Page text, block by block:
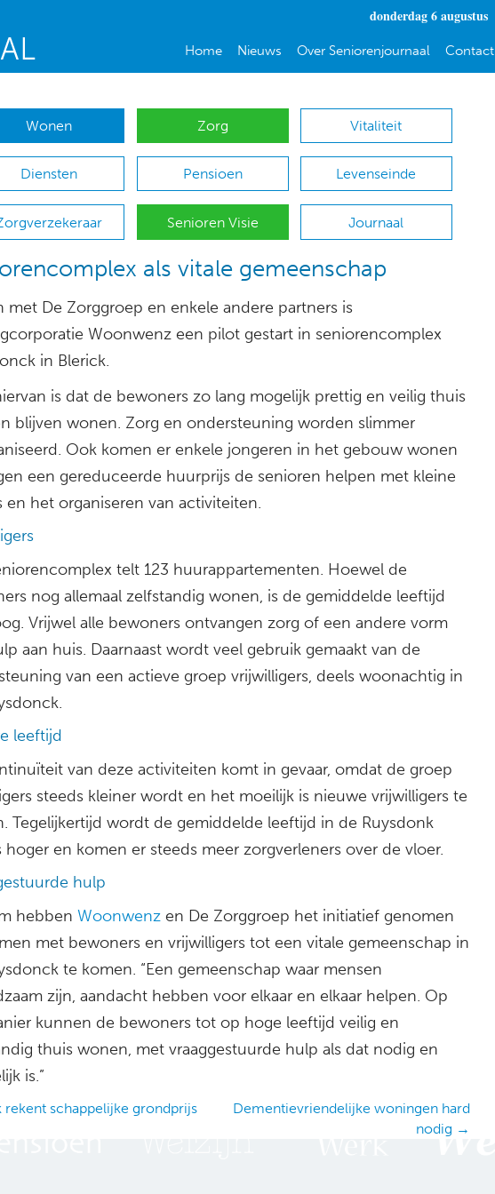
donderdag 6 augustus
Home Nieuws Over Seniorenjournaal Contact
Wonen Zorg Vitaliteit
Diensten Pensioen Levenseinde
Senioren Visie Journaal
als vitale gemeenschap
met De Zorggroep en enkele andere partners is
Woonwenz een pilot gestart in seniorencomplex
in Blerick.
is dat de bewoners zo lang mogelijk prettig en veilig thuis
blijven wonen. Zorg en ondersteuning worden slimmer
Ook komen er enkele jongeren in het gebouw wonen
een gereduceerde huurprijs de senioren helpen met kleine
en het organiseren van activiteiten.
telt 123 huurappartementen. Hoewel de
nog allemaal zelfstandig wonen, is de gemiddelde leeftijd
Vrijwel alle bewoners ontvangen zorg of een andere vorm
aan huis. Daarnaast wordt veel gebruik gemaakt van de
van een actieve groep vrijwilligers, deels woonachtig in
leeftijd
van deze activiteiten komt in gevaar, omdat de groep
steeds kleiner wordt en het moeilijk is nieuwe vrijwilligers te
Tegelijkertijd wordt de gemiddelde leeftijd in de Ruysdonk
hoger en komen er steeds meer zorgverleners over de vloer.
hulp
hebben Woonwenz en De Zorggroep het initiatief genomen
met bewoners en vrijwilligers tot een vitale gemeenschap in
te komen. “Een gemeenschap waar mensen
zijn, aandacht hebben voor elkaar en elkaar helpen. Op
kunnen de bewoners tot op hoge leeftijd veilig en
thuis wonen, met vraaggestuurde hulp als dat nodig en
is.”
rekent schappelijke grondprijs
Dementievriendelijke woningen hard
nodig →